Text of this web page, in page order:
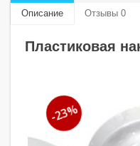
Описание Отзывы 0
Пластиковая
-23%